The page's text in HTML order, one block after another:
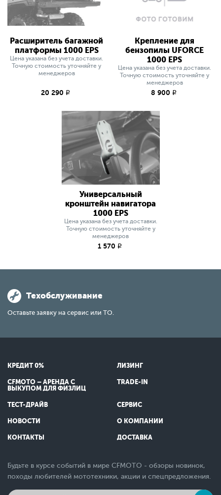
Расширитель багажной
платформы 1000 EPS
Цена указана без учета доставки.
Точную стоимость уточняйте у
менеджеров
20 290 q
Крепление для
бензопилы UFORCE
1000 EPS
Цена указана без учета доставки.
Точную стоимость уточняйте у
менеджеров
8 900 q
Универсальный
кронштейн навигатора
1000 EPS
Цена указана без учета доставки.
Точную стоимость уточняйте у
менеджеров
1 570 q
Техобслуживание
Оставьте заявку на сервис или ТО.
КРЕДИТ 0% ЛИЗИНГ
CFMOTO – АРЕНДА С
ВЫКУПОМ ДЛЯ ФИЗЛИЦ
TRADE-IN
ТЕСТ-ДРАЙВ СЕРВИС
НОВОСТИ О КОМПАНИИ
КОНТАКТЫ ДОСТАВКА
Будьте в курсе событий в мире CFMOTO - обзоры новинок,
походы любителей мототехники, акции и спецпредложения.